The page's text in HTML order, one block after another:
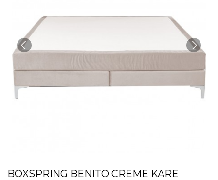
BOXSPRING BENITO CREME KARE